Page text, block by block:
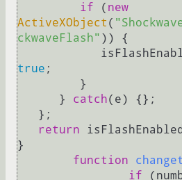
if ( new
ActiveXObject (
ckwaveFlash" )) {
true ;
      }
catch(e) {};
return
}
function
if